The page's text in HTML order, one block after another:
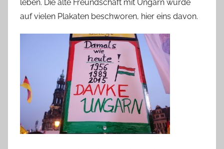
leben. Die alte Freundschaft mit Ungarn wurde
auf vielen Plakaten beschworen, hier eins davon.